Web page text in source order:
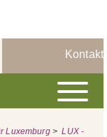
Kontakt
Luxemburg>LUX -